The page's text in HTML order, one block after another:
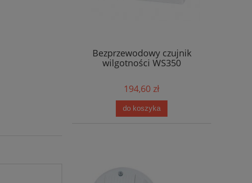
Bezprzewodowy czujnik
wilgotności WS350
194,60 zł
do koszyka